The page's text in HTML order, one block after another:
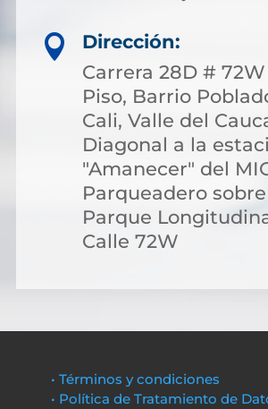

Dirección:
Carrera 28D # 72W
Piso, Barrio
Cali, Valle del
Diagonal a la
"Amanecer" del
Parqueadero sobre
Parque
Calle 72W
• Términos y condiciones
• Política de Tratamiento de